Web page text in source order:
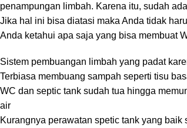
penampungan limbah. Karena itu, sudah
Jika hal ini bisa diatasi maka Anda tidak
Anda ketahui apa saja yang bisa membuat
Sistem pembuangan limbah yang padat
Terbiasa membuang sampah seperti tisu
WC dan septic tank sudah tua hingga
air
Kurangnya perawatan spetic tank yang